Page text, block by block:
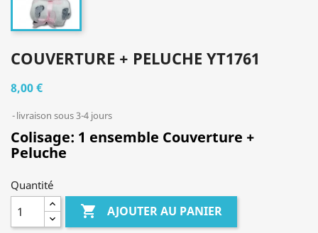
COUVERTURE + PELUCHE YT1761
8,00 €
livraison sous 3-4 jours
Colisage: 1 ensemble Couverture +
Peluche
Quantité
 AJOUTER AU PANIER